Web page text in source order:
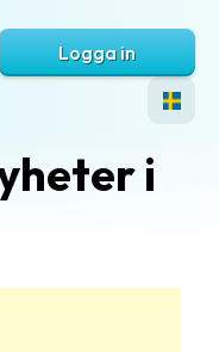
Logga in
i